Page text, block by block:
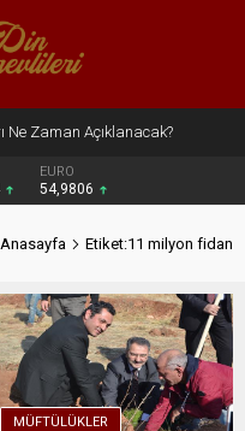
Ne Zaman Açıklanacak?
EURO
54,9806
Anasayfa Etiket:11 milyon fidan
MÜFTÜLÜKLER